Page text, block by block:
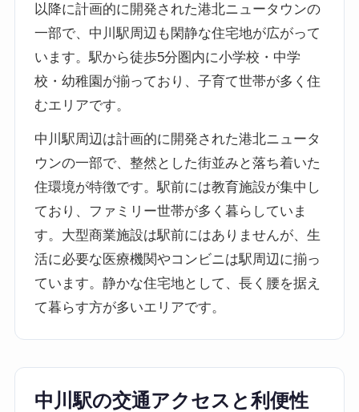
以降に計画的に開発された港北ニュータウンの
一部で、中川駅周辺も閑静な住宅地が広がって
います。駅から徒歩5分圏内に小学校・中学
校・幼稚園が揃っており、子育て世帯が多く住
むエリアです。
中川駅周辺は計画的に開発された港北ニュータ
ウンの一部で、整然とした街並みと落ち着いた
住環境が特徴です。駅前には教育施設が集中し
ており、ファミリー世帯が多く暮らしていま
す。大型商業施設は駅前にはありませんが、生
活に必要な医療機関やコンビニは駅周辺に揃っ
ています。静かな住宅地として、長く腰を据え
て暮らす方が多いエリアです。
中川駅の交通アクセスと利便性